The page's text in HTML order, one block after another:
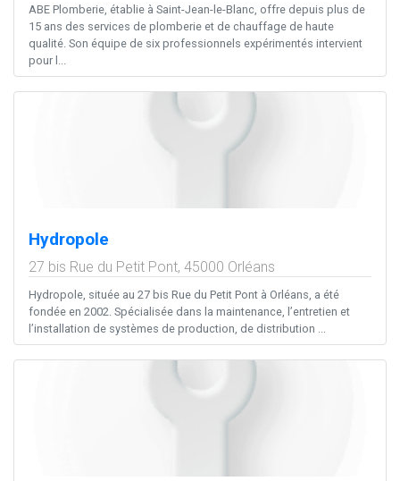
ABE Plomberie, établie à Saint-Jean-le-Blanc, offre depuis plus de
15 ans des services de plomberie et de chauffage de haute
qualité. Son équipe de six professionnels expérimentés intervient
pour l...
Hydropole
27 bis Rue du Petit Pont, 45000 Orléans
Hydropole, située au 27 bis Rue du Petit Pont à Orléans, a été
fondée en 2002. Spécialisée dans la maintenance, l’entretien et
l’installation de systèmes de production, de distribution ...